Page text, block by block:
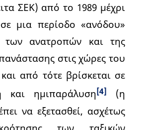
ΣΕΚ) από το 1989 μέχρι
μια περίοδο «ανόδου»
των ανατροπών και της
στις χώρες του
από τότε βρίσκεται σε
και ημιπαράλυση[4]
(η
να εξετασθεί, ασχέτως